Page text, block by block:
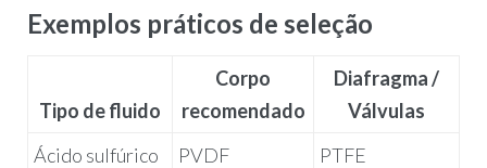
Exemplos práticos de seleção
Tipo de fluido
Corpo
recomendado
Diafragma /
Válvulas
Ácido sulfúrico
PVDF PTFE